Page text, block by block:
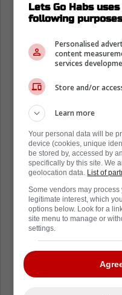
Lets Go Habs
following
Personalised
content
services
Store and/or
Learn more
Your personal data will be
device (cookies, unique
be stored by, accessed by
specifically by this site. We
geolocation data. List of
Some vendors may
legitimate interest, which
options below. Look for a
site menu to manage or
settings.